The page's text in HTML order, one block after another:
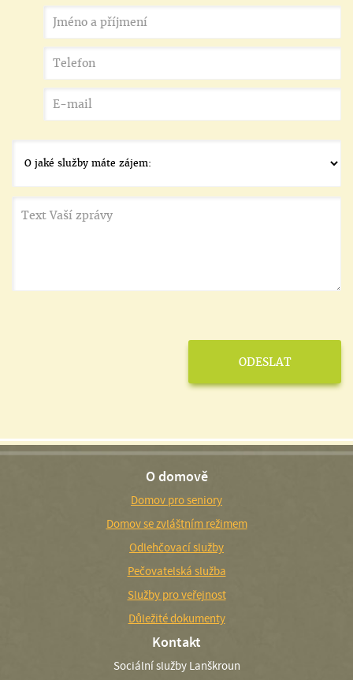
O domově
Domov pro seniory
Domov se zvláštním režimem
Odlehčovací služby
Pečovatelská služba
Služby pro veřejnost
Důležité dokumenty
Kontakt
Sociální služby Lanškroun